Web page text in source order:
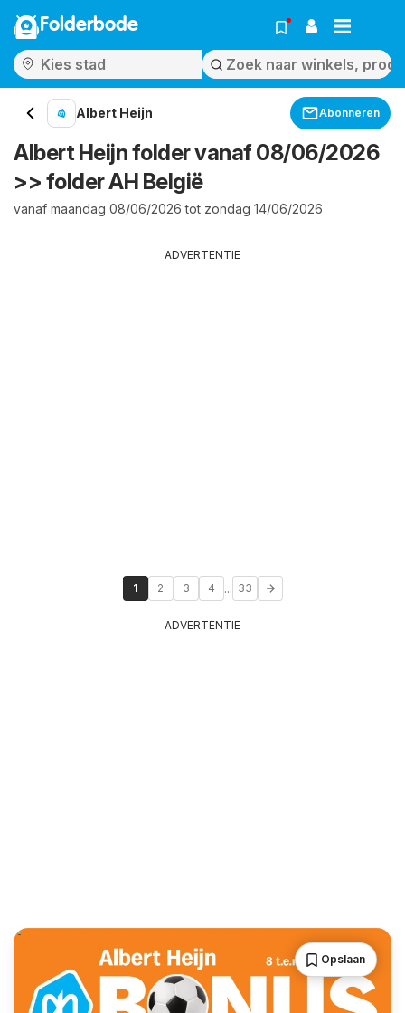
Folderbode
Albert Heijn Abonneren
Albert Heijn folder vanaf 08/06/2026
>> folder AH België
vanaf maandag 08/06/2026 tot zondag 14/06/2026
ADVERTENTIE
1 2 3 4 ... 33
ADVERTENTIE
Opslaan